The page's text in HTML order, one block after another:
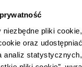
pliki
oraz
analiz